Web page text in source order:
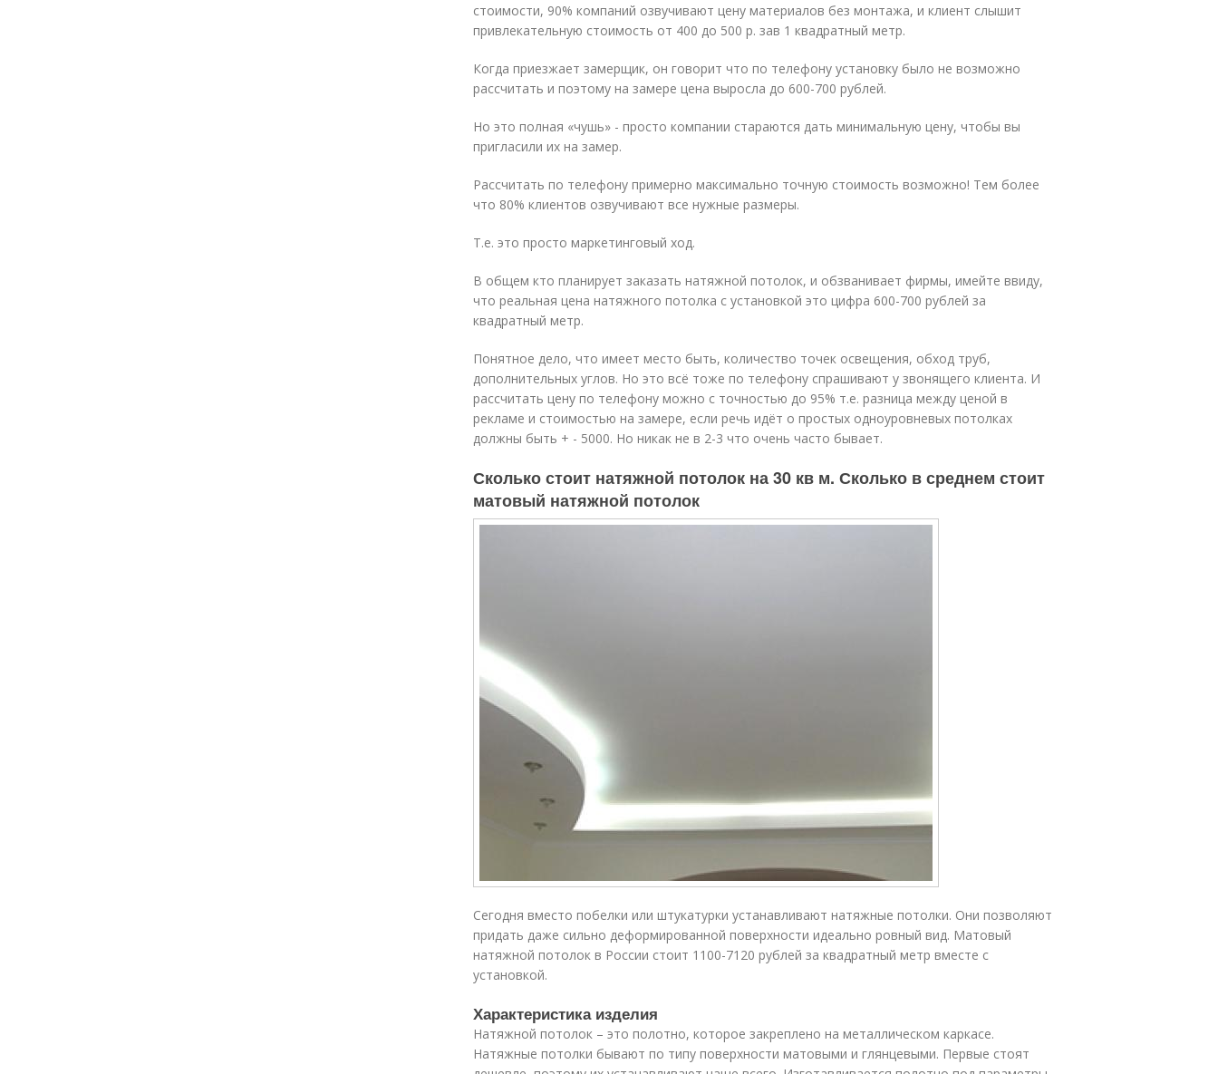
стоимости, 90% компаний озвучивают цену материалов без монтажа, и клиент слышит
привлекательную стоимость от 400 до 500 р. зав 1 квадратный метр.
Когда приезжает замерщик, он говорит что по телефону установку было не возможно
рассчитать и поэтому на замере цена выросла до 600-700 рублей.
Но это полная «чушь» - просто компании стараются дать минимальную цену, чтобы вы
пригласили их на замер.
Рассчитать по телефону примерно максимально точную стоимость возможно! Тем более
что 80% клиентов озвучивают все нужные размеры.
Т.е. это просто маркетинговый ход.
В общем кто планирует заказать натяжной потолок, и обзванивает фирмы, имейте ввиду,
что реальная цена натяжного потолка с установкой это цифра 600-700 рублей за
квадратный метр.
Понятное дело, что имеет место быть, количество точек освещения, обход труб,
дополнительных углов. Но это всё тоже по телефону спрашивают у звонящего клиента. И
рассчитать цену по телефону можно с точностью до 95% т.е. разница между ценой в
рекламе и стоимостью на замере, если речь идёт о простых одноуровневых потолках
должны быть + - 5000. Но никак не в 2-3 что очень часто бывает.
Сколько стоит натяжной потолок на 30 кв м. Сколько в среднем стоит
матовый натяжной потолок
Сегодня вместо побелки или штукатурки устанавливают натяжные потолки. Они позволяют
придать даже сильно деформированной поверхности идеально ровный вид. Матовый
натяжной потолок в России стоит 1100-7120 рублей за квадратный метр вместе с
установкой.
Характеристика изделия
Натяжной потолок – это полотно, которое закреплено на металлическом каркасе.
Натяжные потолки бывают по типу поверхности матовыми и глянцевыми. Первые стоят